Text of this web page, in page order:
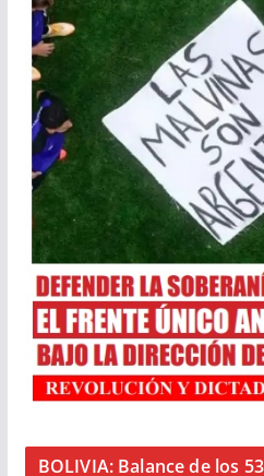
BOLIVIA: Balance de los